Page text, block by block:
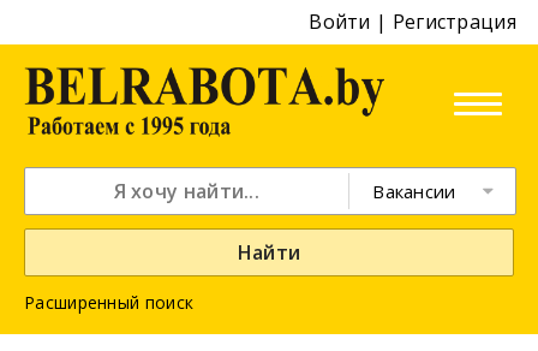
Войти | Регистрация
Вакансии
Найти
Расширенный поиск